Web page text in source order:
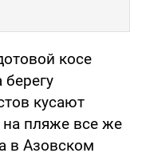
косе
берегу
кусают
на пляже все же
в Азовском